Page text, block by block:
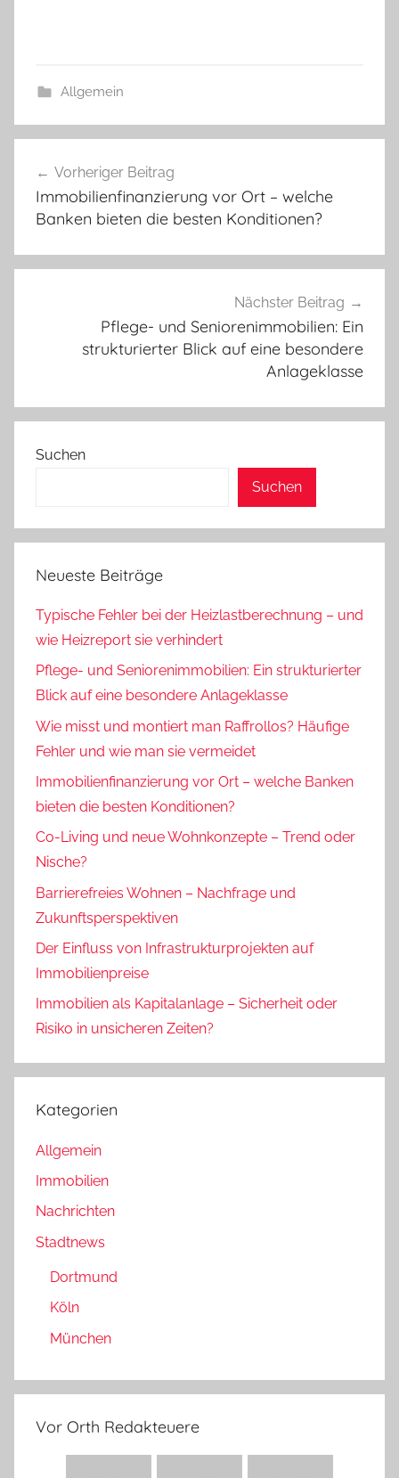
Allgemein
Vorheriger Beitrag
Immobilienfinanzierung vor Ort – welche
Banken bieten die besten Konditionen?
Nächster Beitrag
Pflege- und Seniorenimmobilien: Ein
strukturierter Blick auf eine besondere
Anlageklasse
Suchen
Suchen
Neueste Beiträge
Typische Fehler bei der Heizlastberechnung – und
wie Heizreport sie verhindert
Pflege- und Seniorenimmobilien: Ein strukturierter
Blick auf eine besondere Anlageklasse
Wie misst und montiert man Raffrollos? Häufige
Fehler und wie man sie vermeidet
Immobilienfinanzierung vor Ort – welche Banken
bieten die besten Konditionen?
Co-Living und neue Wohnkonzepte – Trend oder
Nische?
Barrierefreies Wohnen – Nachfrage und
Zukunftsperspektiven
Der Einfluss von Infrastrukturprojekten auf
Immobilienpreise
Immobilien als Kapitalanlage – Sicherheit oder
Risiko in unsicheren Zeiten?
Kategorien
Allgemein
Immobilien
Nachrichten
Stadtnews
Dortmund
Köln
München
Vor Orth Redakteuere